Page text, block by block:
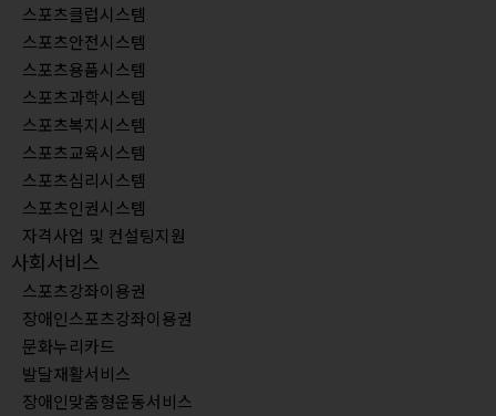
스포츠클럽시스템
스포츠안전시스템
스포츠용품시스템
스포츠과학시스템
스포츠복지시스템
스포츠교육시스템
스포츠심리시스템
스포츠인권시스템
자격사업 및 컨설팅지원
사회서비스
스포츠강좌이용권
장애인스포츠강좌이용권
문화누리카드
발달재활서비스
장애인맞춤형운동서비스